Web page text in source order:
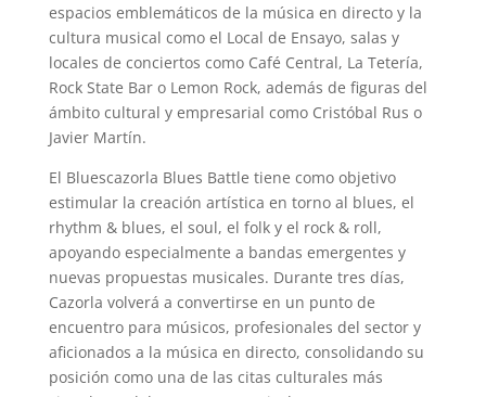
espacios emblemáticos de la música en directo y la
cultura musical como el Local de Ensayo, salas y
locales de conciertos como Café Central, La Tetería,
Rock State Bar o Lemon Rock, además de figuras del
ámbito cultural y empresarial como Cristóbal Rus o
Javier Martín.
El Bluescazorla Blues Battle tiene como objetivo
estimular la creación artística en torno al blues, el
rhythm & blues, el soul, el folk y el rock & roll,
apoyando especialmente a bandas emergentes y
nuevas propuestas musicales. Durante tres días,
Cazorla volverá a convertirse en un punto de
encuentro para músicos, profesionales del sector y
aficionados a la música en directo, consolidando su
posición como una de las citas culturales más